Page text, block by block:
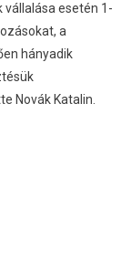
vállalása esetén 1-
a
hányadik
Novák Katalin.